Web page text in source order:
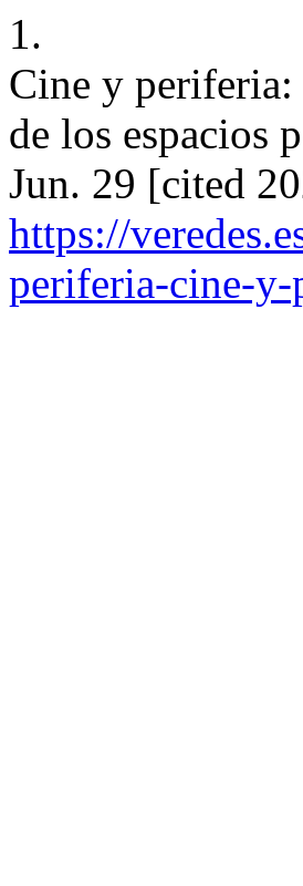
1.
Cine y periferia:
de los espacios
Jun. 29 [cited
https://
periferia-cine-